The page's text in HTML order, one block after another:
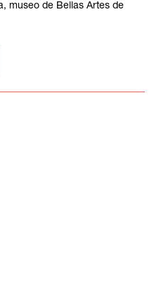
museo de Bellas Artes de